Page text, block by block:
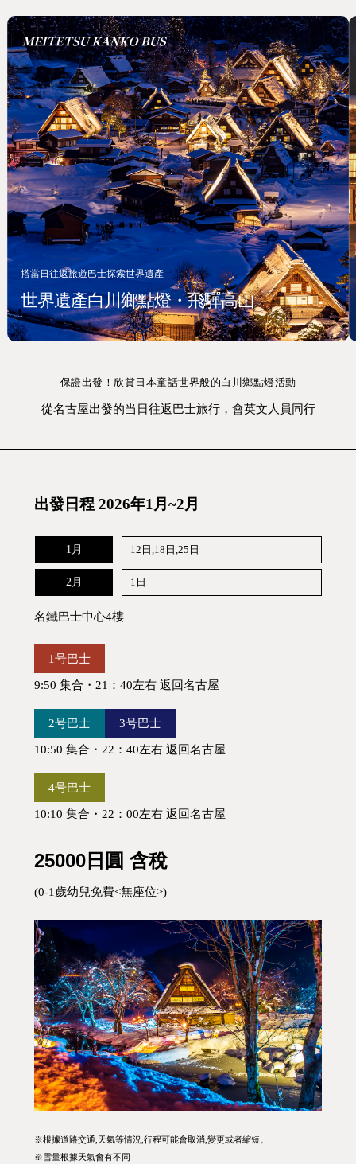
搭當日往返旅遊巴士探索世界遺產
世界遺產白川鄉點燈・飛驒高山
保證出發！欣賞日本童話世界般的白川鄉點燈活動
從名古屋出發的当日往返巴士旅行，會英文人員同行
出發日程2026年1月~2月
1月 12日,18日,25日
2月 1日
名鐵巴士中心4樓
1号巴士
9:50 集合・21：40左右 返回名古屋
2号巴士 3号巴士
10:50 集合・22：40左右 返回名古屋
4号巴士
10:10 集合・22：00左右 返回名古屋
25000日圓 含稅
(0-1歲幼兒免費<無座位>)
※根據道路交通,天氣等情況,行程可能會取消,變更或者縮短。
※雪量根據天氣會有不同